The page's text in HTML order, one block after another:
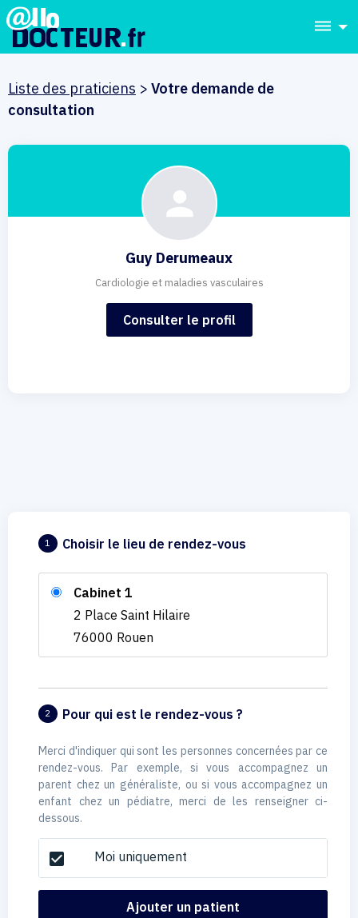
dehaze
Liste des praticiens > Votre demande de
consultation
Guy Derumeaux
Cardiologie et maladies vasculaires
Consulter le profil
1 Choisir le lieu de rendez-vous
Cabinet 1
2 Place Saint Hilaire
76000 Rouen
2 Pour qui est le rendez-vous ?
Merci d'indiquer qui sont les personnes concernées par ce
rendez-vous. Par exemple, si vous accompagnez un
parent chez un généraliste, ou si vous accompagnez un
enfant chez un pédiatre, merci de les renseigner ci-
dessous.
check_box Moi uniquement
Ajouter un patient